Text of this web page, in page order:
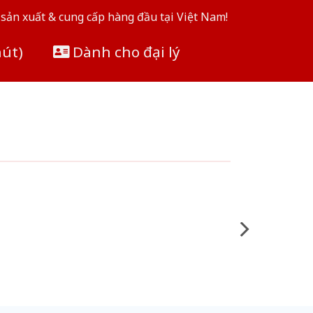
xuất & cung cấp hàng đầu tại Việt Nam!
Dành cho đại lý